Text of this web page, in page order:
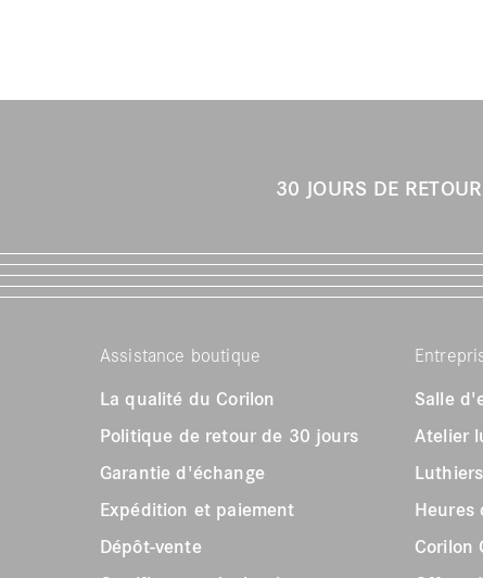
30 JOURS DE RETOUR
Assistance boutique
La qualité du Corilon
Politique de retour de 30 jours
Garantie d'échange
Expédition et paiement
Dépôt-vente
Salle
Atelier
Corilon